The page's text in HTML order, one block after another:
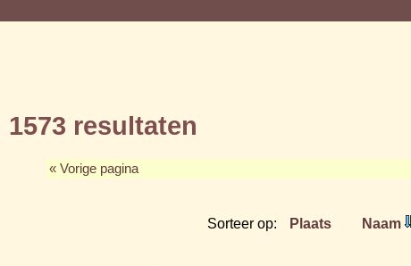
1573 resultaten
« Vorige pagina
Sorteer op: Plaats Naam